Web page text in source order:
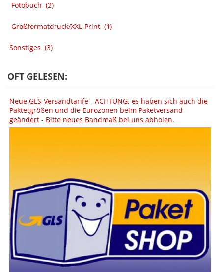
Fotobuch (2)
Großformatdruck/XXL-Print (1)
Sonstiges (3)
OFT GELESEN:
Neue GLS-Versandtarife - ACHTUNG, es haben sich auch die
Paktetgrößen und die Eurozonen beim Paketversand
geändert - Bitte neues Bandmaß bei uns abholen.